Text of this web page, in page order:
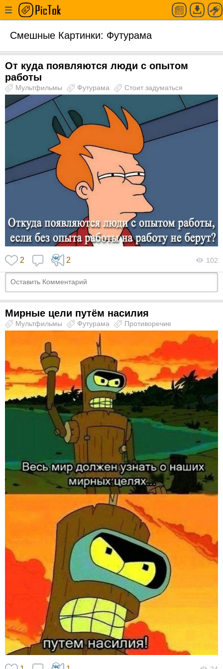
Смешные Картинки: Футурама
От куда появляются люди с опытом
работы
Мультфильмы Футурама Стоит задуматься
2 2 102
Мирные цели путём насилия
Мультфильмы Футурама Противоречие